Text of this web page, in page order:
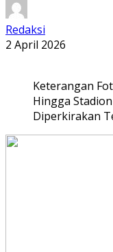
Redaksi
2 April 2026
Keterangan
Hingga
Diperkirakan